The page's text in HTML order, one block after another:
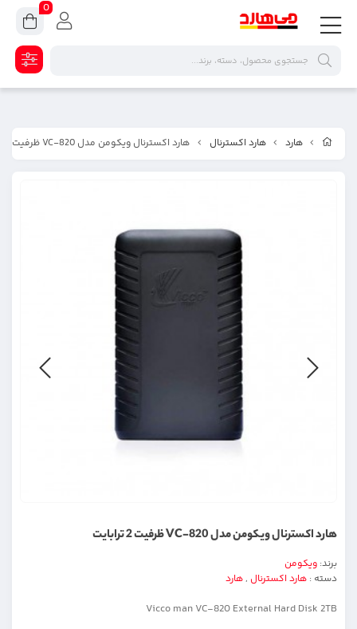
هارد هارد اکسترنال هارد اکسترنال ویکومن مدل VC-820 ظرفیت 2 ترابایت
هارد اکسترنال ویکومن مدل VC-820 ظرفیت 2 ترابایت
برند: ویکومن
دسته : هارد اکسترنال ,هارد
Vicco man VC-820 External Hard Disk 2TB
0